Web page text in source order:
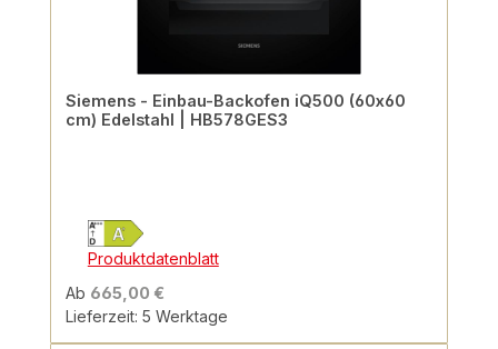
Siemens - Einbau-Backofen iQ500 (60x60
cm) Edelstahl | HB578GES3
Produktdatenblatt
Ab 665,00 €
Lieferzeit: 5 Werktage